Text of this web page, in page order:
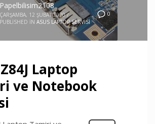
0
Papelbilisim2108
ÇARŞAMBA, 12 ŞUBAT 2020 /
PUBLISHED IN ASUS LAPTOP SERVISI
Laptop
ve Notebook